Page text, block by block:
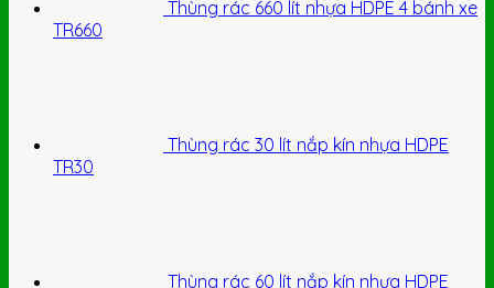
Thùng rác 660 lít nhựa HDPE 4 bánh xe
TR660
Thùng rác 30 lít nắp kín nhựa HDPE
TR30
Thùng rác 60 lít nắp kín nhựa HDPE